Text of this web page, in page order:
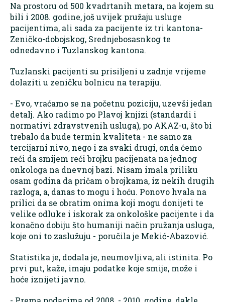
Na prostoru od 500 kvadrtanih metara, na kojem su
bili i 2008. godine, još uvijek pružaju usluge
pacijentima, ali sada za pacijente iz tri kantona-
Zeničko-dobojskog, Srednjebosasnkog te
odnedavno i Tuzlanskog kantona.
Tuzlanski pacijenti su prisiljeni u zadnje vrijeme
dolaziti u zeničku bolnicu na terapiju.
- Evo, vraćamo se na početnu poziciju, uzevši jedan
detalj. Ako radimo po Plavoj knjizi (standardi i
normativi zdravstvenih usluga), po AKAZ-u, što bi
trebalo da bude termin kvaliteta - ne samo za
tercijarni nivo, nego i za svaki drugi, onda ćemo
reći da smijem reći brojku pacijenata na jednog
onkologa na dnevnoj bazi. Nisam imala priliku
osam godina da pričam o brojkama, iz nekih drugih
razloga, a, danas to mogu i hoću. Ponovo hvala na
prilici da se obratim onima koji mogu donijeti te
velike odluke i iskorak za onkološke pacijente i da
konačno dobiju što humaniji način pružanja usluga,
koje oni to zaslužuju - poručila je Mekić-Abazović.
Statistika je, dodala je, neumovljiva, ali istinita. Po
prvi put, kaže, imaju podatke koje smije, može i
hoće iznijeti javno.